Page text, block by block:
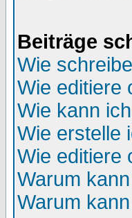
Beiträge
Wie
Wie editiere
Wie kann
Wie erstelle
Wie editiere
Warum
Warum